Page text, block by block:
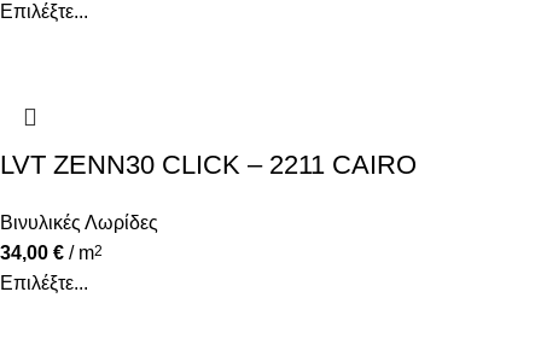
Επιλέξτε...
LVT ZENN30 CLICK – 2211 CAIRO
Βινυλικές Λωρίδες
34,00 € / m2
Επιλέξτε...